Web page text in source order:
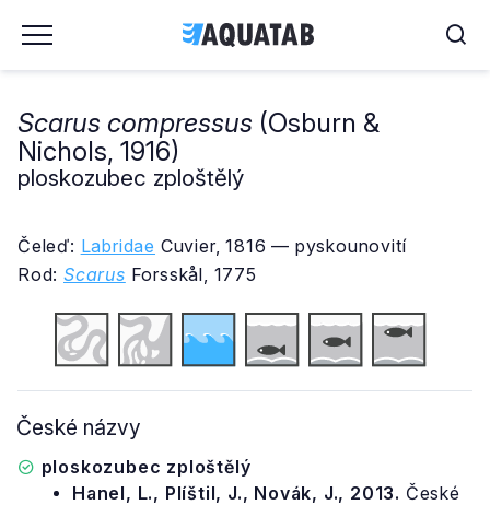
Scarus compressus (Osburn &
Nichols, 1916)
ploskozubec zploštělý
Čeleď: Labridae Cuvier, 1816 — pyskounovití
Rod: Scarus Forsskål, 1775
České názvy
ploskozubec zploštělý
Hanel, L., Plíštil, J., Novák, J., 2013. České